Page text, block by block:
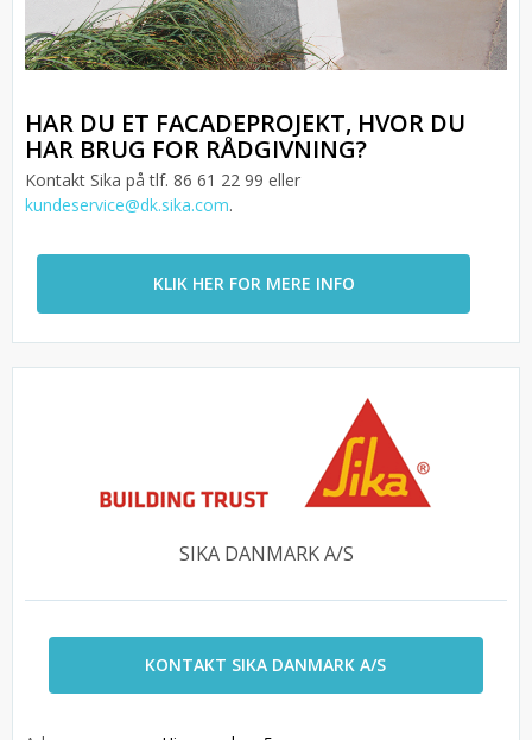
HAR DU ET FACADEPROJEKT, HVOR DU
HAR BRUG FOR RÅDGIVNING?
Kontakt Sika på tlf. 86 61 22 99 eller
kundeservice@dk.sika.com.
KLIK HER FOR MERE INFO
SIKA DANMARK A/S
KONTAKT SIKA DANMARK A/S